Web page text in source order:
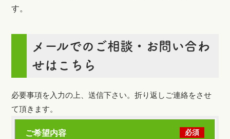
す。
メールでのご相談・お問い合わ
せはこちら
必要事項を入力の上、送信下さい。折り返しご連絡をさせ
て頂きます。
ご希望内容 必須